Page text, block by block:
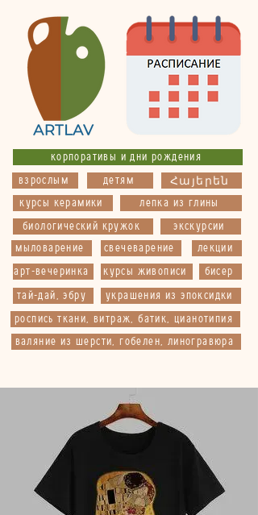
корпоративы и дни рождения
детям
взрослым Հայերեն
украшения из эпоксидки
мыловарение свечеварение
арт-вечеринка бисер
тай-дай, эбру
экскурсии
лепка из глины
роспись ткани, витраж, батик, цианотипия
курсы живописи
лекции
биологический кружок
курсы керамики
валяние из шерсти, гобелен, линогравюра